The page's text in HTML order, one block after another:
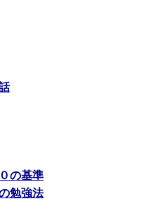
の基準
勉強法